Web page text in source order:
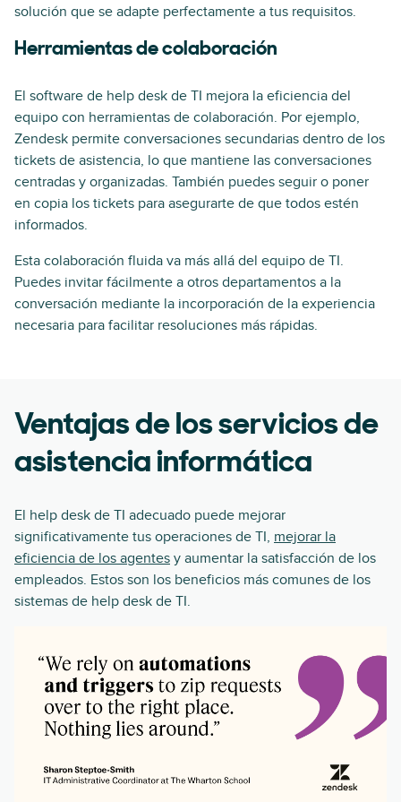
solución que se adapte perfectamente a tus requisitos.
Herramientas de colaboración
El software de help desk de TI mejora la eficiencia del
equipo con herramientas de colaboración. Por ejemplo,
Zendesk permite conversaciones secundarias dentro de los
tickets de asistencia, lo que mantiene las conversaciones
centradas y organizadas. También puedes seguir o poner
en copia los tickets para asegurarte de que todos estén
informados.
Esta colaboración fluida va más allá del equipo de TI.
Puedes invitar fácilmente a otros departamentos a la
conversación mediante la incorporación de la experiencia
necesaria para facilitar resoluciones más rápidas.
Ventajas de los servicios de
asistencia informática
El help desk de TI adecuado puede mejorar
significativamente tus operaciones de TI, mejorar la
eficiencia de los agentes y aumentar la satisfacción de los
empleados. Estos son los beneficios más comunes de los
sistemas de help desk de TI.